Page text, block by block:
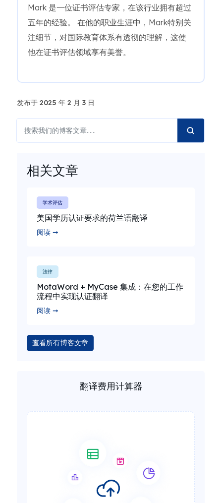
Mark 是一位证书评估专家，在该行业拥有超过
五年的经验。 在他的职业生涯中，Mark特别关
注细节，对国际教育体系有透彻的理解，这使
他在证书评估领域享有美誉。
发布于 2025 年 2 月 3 日
相关文章
学术评估
美国学历认证要求的荷兰语翻译
阅读 ➞
法律
MotaWord + MyCase 集成：在您的工作
流程中实现认证翻译
阅读 ➞
查看所有博客文章
翻译费用计算器